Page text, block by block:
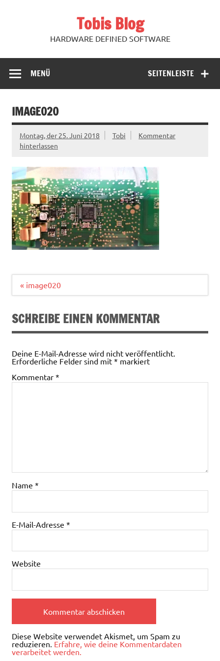
Tobis Blog
HARDWARE DEFINED SOFTWARE
SEITENLEISTE
MENÜ
IMAGE020
Montag, der 25. Juni 2018 Tobi
Kommentar
hinterlassen
Beitragsnavigation
« image020
SCHREIBE EINEN KOMMENTAR
Deine E-Mail-Adresse wird nicht veröffentlicht.
Erforderliche Felder sind mit * markiert
Kommentar *
Name *
E-Mail-Adresse *
Website
Diese Website verwendet Akismet, um Spam zu
reduzieren. Erfahre, wie deine Kommentardaten
verarbeitet werden.